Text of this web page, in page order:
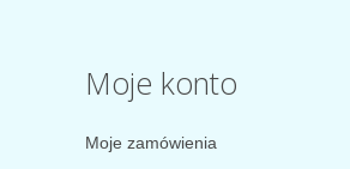
Moje konto
Moje zamówienia